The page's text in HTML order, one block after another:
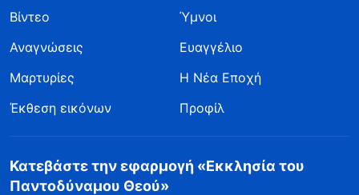
Βίντεο
Ύμνοι
Αναγνώσεις
Ευαγγέλιο
Μαρτυρίες
Η Νέα Εποχή
Έκθεση εικόνων
Προφίλ
Κατεβάστε την εφαρμογή «Εκκλησία του
Παντοδύναμου Θεού»